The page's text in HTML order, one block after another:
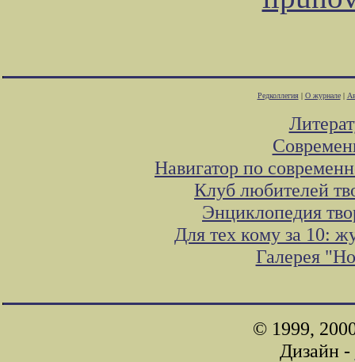
Редколлегия| О журнале|
Навигатор по
Клуб любителей
Энциклопедия
Для тех кому за 10:
Галерея
© 1999,
Дизайн -